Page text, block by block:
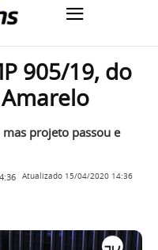
905/19, do
projeto passou e
Atualizado 15/04/2020 14:36